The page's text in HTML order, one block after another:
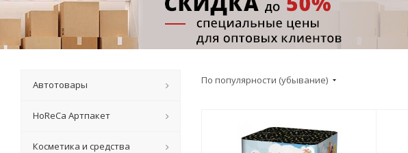
По популярности (убывание)
Автотовары
HoReCa Артпакет
Косметика и средства